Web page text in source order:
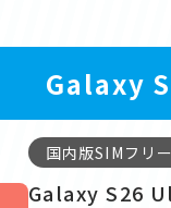
Galaxy
国内版SIMフリー
Galaxy S26